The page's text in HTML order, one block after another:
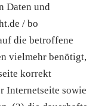
Daten und
/ bo
die betroffene
vielmehr benötigt,
korrekt
Internetseite sowie